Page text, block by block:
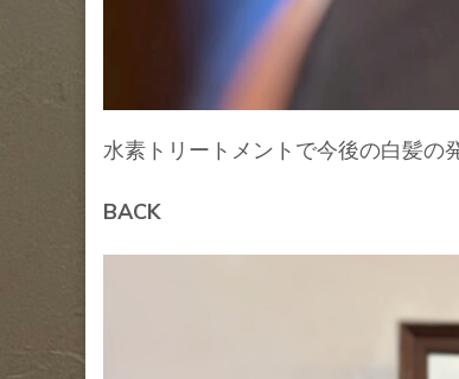
水素トリートメントで今後の白髪の
BACK